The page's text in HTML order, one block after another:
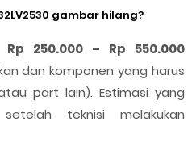
gambar hilang?
Rp 250.000 – Rp 550.000
dan komponen yang harus
part lain). Estimasi yang
teknisi melakukan